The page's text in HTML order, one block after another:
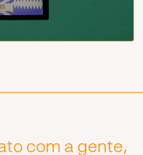
com a gente,